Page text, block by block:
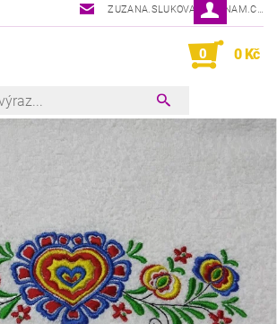
ZUZANA.SLUKOVA@SEZNAM.CZ
0 0 Kč